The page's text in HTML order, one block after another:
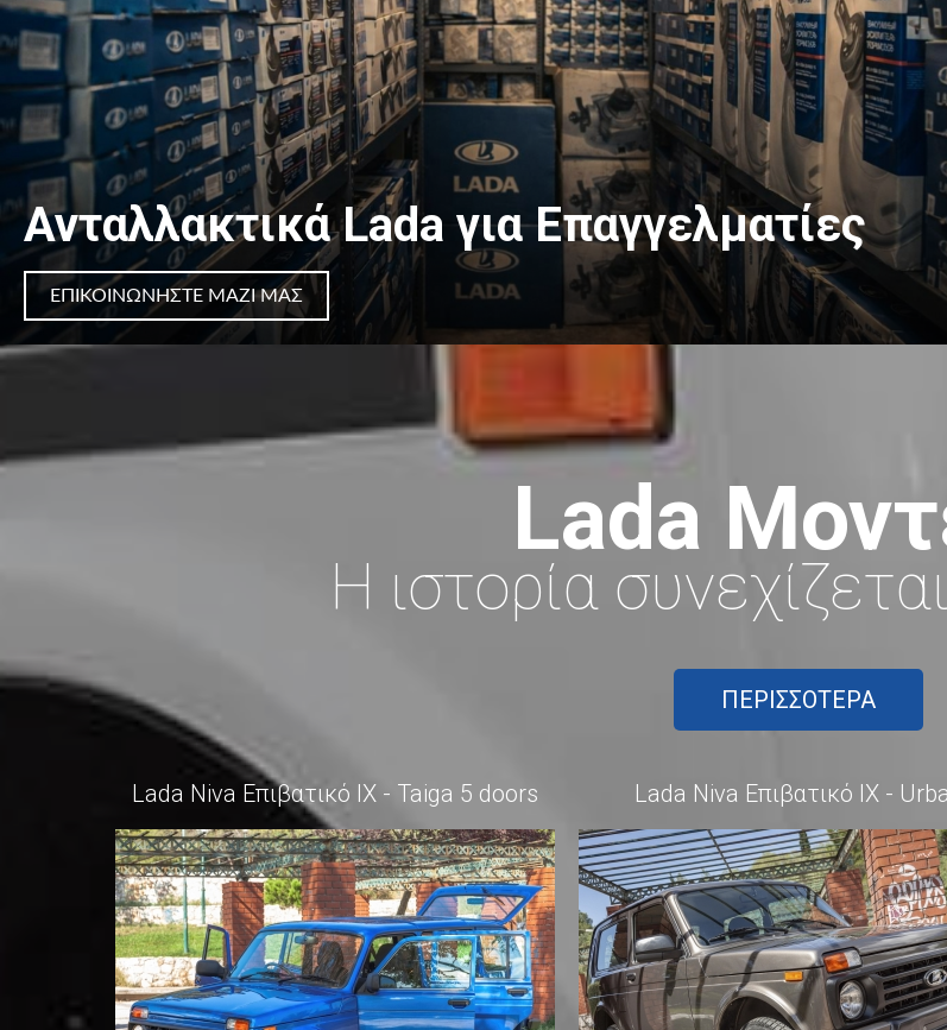
Ανταλλακτικά Lada για Επαγγελματίες
ΕΠΙΚΟΙΝΏΝΗΣΤΕ ΜΑΖΊ ΜΑΣ
Lada
Η ιστορία
ΠΕΡΙΣΣΌΤΕΡΑ
Lada Niva Επιβατικό ΙΧ - Taiga 5 doors Lada Niva Επιβατικό ΙΧ -